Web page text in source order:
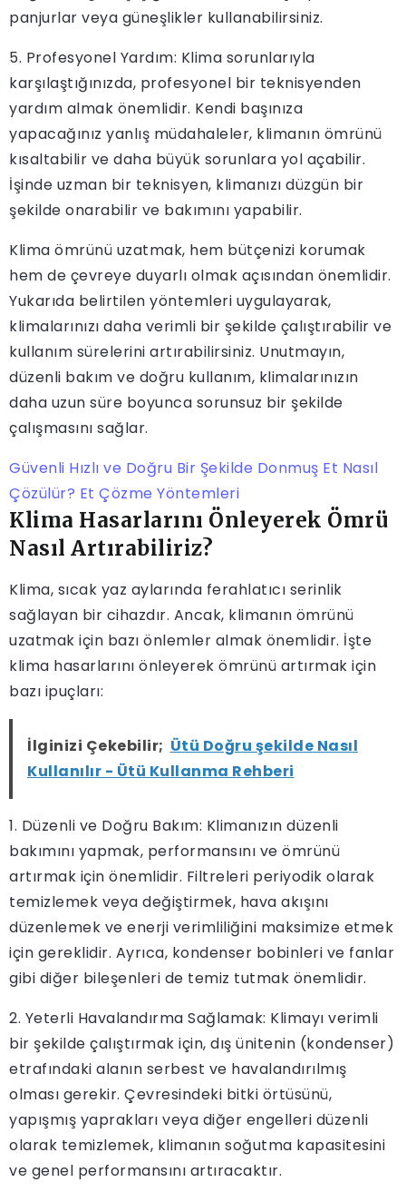
panjurlar veya güneşlikler kullanabilirsiniz.
5. Profesyonel Yardım: Klima sorunlarıyla
karşılaştığınızda, profesyonel bir teknisyenden
yardım almak önemlidir. Kendi başınıza
yapacağınız yanlış müdahaleler, klimanın ömrünü
kısaltabilir ve daha büyük sorunlara yol açabilir.
İşinde uzman bir teknisyen, klimanızı düzgün bir
şekilde onarabilir ve bakımını yapabilir.
Klima ömrünü uzatmak, hem bütçenizi korumak
hem de çevreye duyarlı olmak açısından önemlidir.
Yukarıda belirtilen yöntemleri uygulayarak,
klimalarınızı daha verimli bir şekilde çalıştırabilir ve
kullanım sürelerini artırabilirsiniz. Unutmayın,
düzenli bakım ve doğru kullanım, klimalarınızın
daha uzun süre boyunca sorunsuz bir şekilde
çalışmasını sağlar.
Güvenli Hızlı ve Doğru Bir Şekilde Donmuş Et Nasıl
Çözülür? Et Çözme Yöntemleri
Klima Hasarlarını Önleyerek Ömrü
Nasıl Artırabiliriz?
Klima, sıcak yaz aylarında ferahlatıcı serinlik
sağlayan bir cihazdır. Ancak, klimanın ömrünü
uzatmak için bazı önlemler almak önemlidir. İşte
klima hasarlarını önleyerek ömrünü artırmak için
bazı ipuçları:
İlginizi Çekebilir; Ütü Doğru şekilde Nasıl
Kullanılır - Ütü Kullanma Rehberi
1. Düzenli ve Doğru Bakım: Klimanızın düzenli
bakımını yapmak, performansını ve ömrünü
artırmak için önemlidir. Filtreleri periyodik olarak
temizlemek veya değiştirmek, hava akışını
düzenlemek ve enerji verimliliğini maksimize etmek
için gereklidir. Ayrıca, kondenser bobinleri ve fanlar
gibi diğer bileşenleri de temiz tutmak önemlidir.
2. Yeterli Havalandırma Sağlamak: Klimayı verimli
bir şekilde çalıştırmak için, dış ünitenin (kondenser)
etrafındaki alanın serbest ve havalandırılmış
olması gerekir. Çevresindeki bitki örtüsünü,
yapışmış yaprakları veya diğer engelleri düzenli
olarak temizlemek, klimanın soğutma kapasitesini
ve genel performansını artıracaktır.